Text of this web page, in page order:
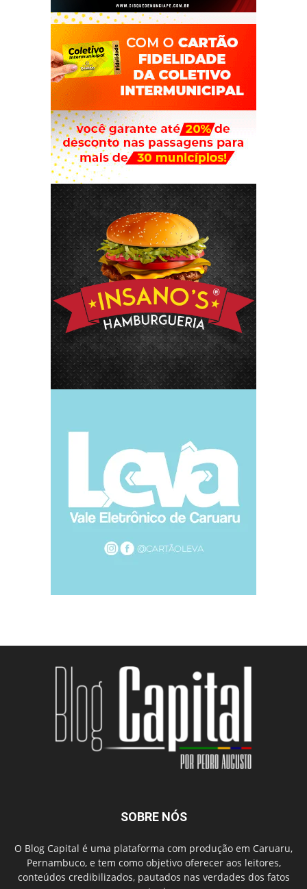
SOBRE NÓS
O Blog Capital é uma plataforma com produção em Caruaru,
Pernambuco, e tem como objetivo oferecer aos leitores,
conteúdos credibilizados, pautados nas verdades dos fatos